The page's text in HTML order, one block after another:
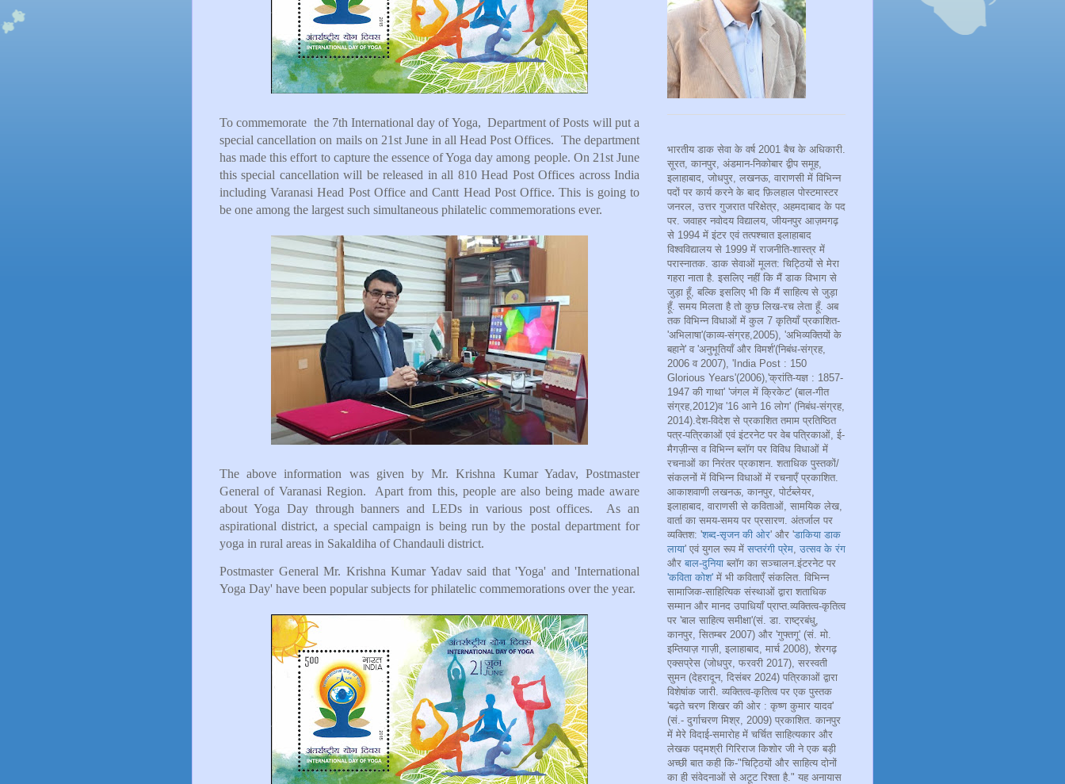
To commemorate the 7th International day of Yoga, Department of Posts will put a
special cancellation on mails on 21st June in all Head Post Offices. The department
has made this effort to capture the essence of Yoga day among people. On 21st June
this special cancellation will be released in all 810 Head Post Offices across India
including Varanasi Head Post Office and Cantt Head Post Office. This is going to
be one among the largest such simultaneous philatelic commemorations ever.
The above information was given by Mr. Krishna Kumar Yadav, Postmaster
General of Varanasi Region. Apart from this, people are also being made aware
about Yoga Day through banners and LEDs in various post offices. As an
aspirational district, a special campaign is being run by the postal department for
yoga in rural areas in Sakaldiha of Chandauli district.
Postmaster General Mr. Krishna Kumar Yadav said that 'Yoga' and 'International
Yoga Day' have been popular subjects for philatelic commemorations over the year.
भारतीय डाक सेवा के वर्ष 2001 बैच के अधिकारी.
सूरत, कानपुर, अंडमान-निकोबार द्वीप समूह,
इलाहाबाद, जोधपुर, लखनऊ, वाराणसी में विभिन्न
पदों पर कार्य करने के बाद फ़िलहाल पोस्टमास्टर
जनरल, उत्तर गुजरात परिक्षेत्र, अहमदाबाद के पद
पर. जवाहर नवोदय विद्यालय, जीयनपुर आज़मगढ़
से 1994 में इंटर एवं तत्पश्चात इलाहाबाद
विश्वविद्यालय से 1999 में राजनीति-शास्त्र में
परास्नातक. डाक सेवाओं मूलत: चिट्ठियों से मेरा
गहरा नाता है. इसलिए नहीं कि मैं डाक विभाग से
जुड़ा हूँ, बल्कि इसलिए भी कि मैं साहित्य से जुड़ा
हूँ. समय मिलता है तो कुछ लिख-रच लेता हूँ. अब
तक विभिन्न विधाओं में कुल 7 कृतियाँ प्रकाशित-
'अभिलाषा'(काव्य-संग्रह,2005), 'अभिव्यक्तियों के
बहाने' व 'अनुभूतियाँ और विमर्श'(निबंध-संग्रह,
2006 व 2007), 'India Post : 150
Glorious Years'(2006),'क्रांति-यज्ञ : 1857-
1947 की गाथा' 'जंगल में क्रिकेट' (बाल-गीत
संग्रह,2012)व '16 आने 16 लोग' (निबंध-संग्रह,
2014).देश-विदेश से प्रकाशित तमाम प्रतिष्ठित
पत्र-पत्रिकाओं एवं इंटरनेट पर वेब पत्रिकाओं, ई-
मैगज़ीन्स व विभिन्न ब्लॉग पर विविध विधाओं में
रचनाओं का निरंतर प्रकाशन. शताधिक पुस्तकों/
संकलनों में विभिन्न विधाओं में रचनाएँ प्रकाशित.
आकाशवाणी लखनऊ, कानपुर, पोर्टब्लेयर,
इलाहाबाद, वाराणसी से कविताओं, सामयिक लेख,
वार्ता का समय-समय पर प्रसारण. अंतर्जाल पर
व्यक्तिश: 'शब्द-सृजन की ओर' और 'डाकिया डाक
लाया' एवं युगल रूप में सप्तरंगी प्रेम, उत्सव के रंग
और बाल-दुनिया ब्लॉग का सञ्चालन.इंटरनेट पर
'कविता कोश' में भी कविताएँ संकलित. विभिन्न
सामाजिक-साहित्यिक संस्थाओं द्वारा शताधिक
सम्मान और मानद उपाधियाँ प्राप्त.व्यक्तित्व-कृतित्व
पर 'बाल साहित्य समीक्षा'(सं. डा. राष्ट्रबंधु,
कानपुर, सितम्बर 2007) और 'गुफ्तगू' (सं. मो.
इम्तियाज़ गाज़ी, इलाहाबाद, मार्च 2008), शेरगढ़
एक्सप्रेस (जोधपुर, फरवरी 2017), सरस्वती
सुमन (देहरादून, दिसंबर 2024) पत्रिकाओं द्वारा
विशेषांक जारी. व्यक्तित्व-कृतित्व पर एक पुस्तक
'बढ़ते चरण शिखर की ओर : कृष्ण कुमार यादव'
(सं.- दुर्गाचरण मिश्र, 2009) प्रकाशित. कानपुर
में मेरे विदाई-समारोह में चर्चित साहित्यकार और
लेखक पद्मश्री गिरिराज किशोर जी ने एक बड़ी
अच्छी बात कही कि-"चिट्ठियों और साहित्य दोनों
का ही संवेदनाओं से अटूट रिश्ता है." यह अनायास